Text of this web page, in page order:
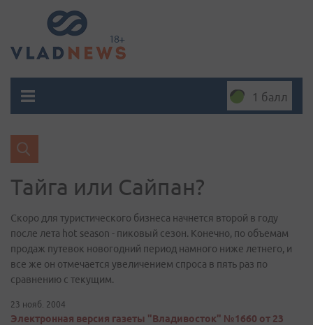
1 балл
Тайга или Сайпан?
Скоро для туристического бизнеса начнется второй в году
после лета hot season - пиковый сезон. Конечно, по объемам
продаж путевок новогодний период намного ниже летнего, и
все же он отмечается увеличением спроса в пять раз по
сравнению с текущим.
23 нояб. 2004
Электронная версия газеты "Владивосток" №1660 от 23